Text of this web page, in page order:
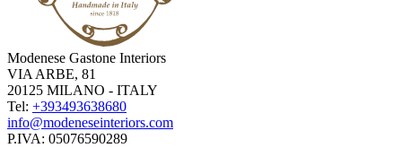
Modenese Gastone Interiors
VIA ARBE, 81
20125 MILANO - ITALY
Tel: +393493638680
info@modeneseinteriors.com
P.IVA: 05076590289